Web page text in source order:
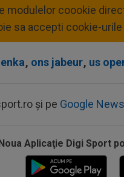
modulelor coookie
sa accepti cookie-
, ons jabeur, us
și pe Google News
Aplicaţie Digi Sport